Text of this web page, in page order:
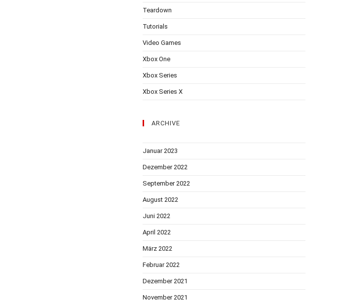
Teardown
Tutorials
Video Games
Xbox One
Xbox Series
Xbox Series X
ARCHIVE
Januar 2023
Dezember 2022
September 2022
August 2022
Juni 2022
April 2022
März 2022
Februar 2022
Dezember 2021
November 2021